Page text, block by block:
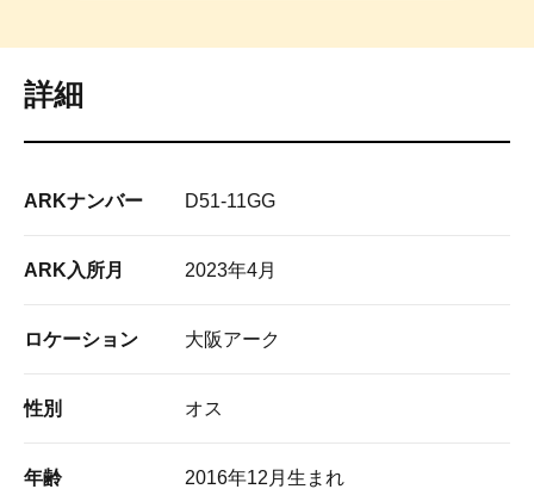
詳細
ARKナンバー D51-11GG
ARK入所月 2023年4月
ロケーション 大阪アーク
性別 オス
年齢 2016年12月生まれ